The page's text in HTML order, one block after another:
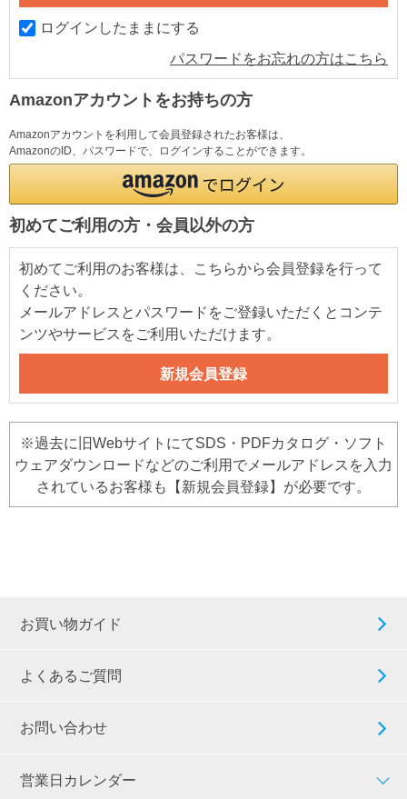
ログインしたままにする
パスワードをお忘れの方はこちら
Amazonアカウントをお持ちの方
Amazonアカウントを利用して会員登録されたお客様は、
AmazonのID、パスワードで、ログインすることができます。
初めてご利用の方・会員以外の方
初めてご利用のお客様は、こちらから会員登録を行って
ください。
メールアドレスとパスワードをご登録いただくとコンテ
ンツやサービスをご利用いただけます。
※過去に旧WebサイトにてSDS・PDFカタログ・ソフト
ウェアダウンロードなどのご利用でメールアドレスを入力
されているお客様も【新規会員登録】が必要です。
お買い物ガイド
よくあるご質問
お問い合わせ
営業日カレンダー